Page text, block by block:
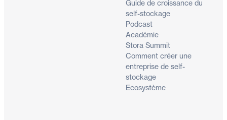
Guide de croissance du
self-stockage
Podcast
Académie
Stora Summit
Comment créer une
entreprise de self-
stockage
Ecosystème